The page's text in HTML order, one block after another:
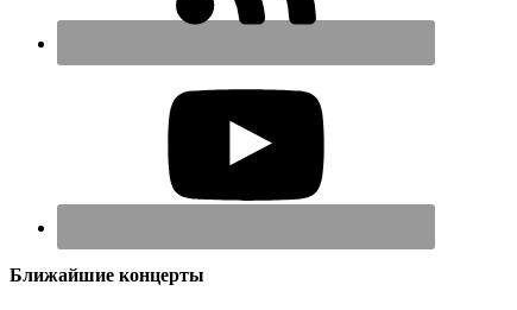
Ближайшие концерты